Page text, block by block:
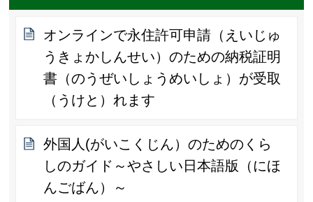
オンラインで永住許可申請（えいじゅ
うきょかしんせい）のための納税証明
書（のうぜいしょうめいしょ）が受取
（うけと）れます
外国人(がいこくじん）のためのくら
しのガイド～やさしい日本語版（にほ
んごばん）～